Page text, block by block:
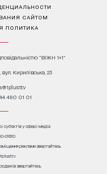
САЙТОМ
ПОЛИТИКА
"ВІЖН 1+1"
Кирилівська, 23
490 01 01
суб’єктів у сфері медіа:
01810
реклами звертайтесь
звертайтесь